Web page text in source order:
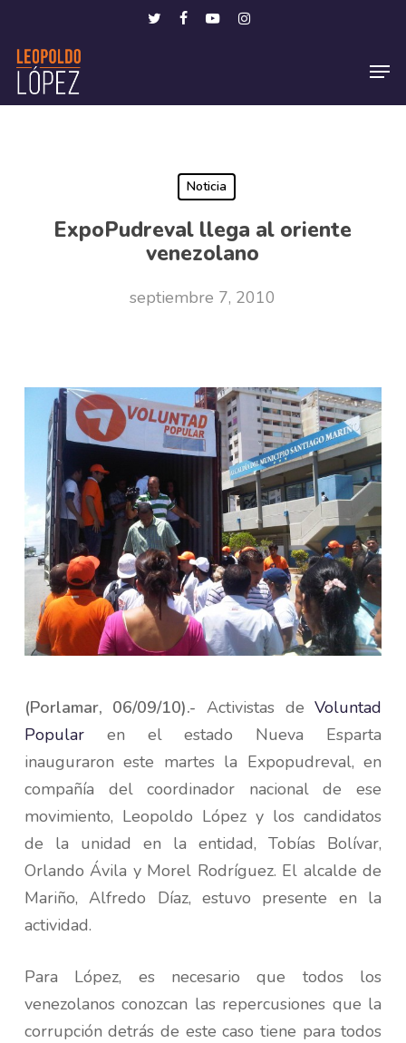
main
content
twitterfacebookyoutubeinstagram
Noticia
ExpoPudreval llega al oriente
venezolano
septiembre 7, 2010
(Porlamar, 06/09/10).- Activistas deVoluntad
Popularen el estado Nueva Esparta
inauguraron este martes la Expopudreval, en
compañía del coordinador nacional de ese
movimiento, Leopoldo López y los candidatos
de la unidad en la entidad, Tobías Bolívar,
Orlando Ávila y Morel Rodríguez. El alcalde de
Mariño, Alfredo Díaz, estuvo presente en la
actividad.
Para López, es necesario que todos los
venezolanos conozcan las repercusiones que la
corrupción detrás de este caso tiene para todos